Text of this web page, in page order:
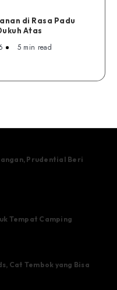
di Rasa Padu
Atas
5 min read
Prudential Beri
Tempat Camping
Cat Tembok yang Bisa